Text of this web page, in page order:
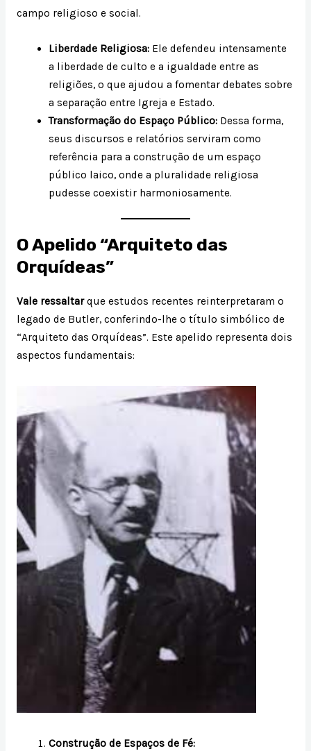
campo religioso e social.
Liberdade Religiosa: Ele defendeu intensamente
a liberdade de culto e a igualdade entre as
religiões, o que ajudou a fomentar debates sobre
a separação entre Igreja e Estado.
Transformação do Espaço Público: Dessa forma,
seus discursos e relatórios serviram como
referência para a construção de um espaço
público laico, onde a pluralidade religiosa
pudesse coexistir harmoniosamente.
O Apelido “Arquiteto das
Orquídeas”
Vale ressaltarque estudos recentes reinterpretaram o
legado de Butler, conferindo-lhe o título simbólico de
“Arquiteto das Orquídeas”. Este apelido representa dois
aspectos fundamentais:
Construção de Espaços de Fé: